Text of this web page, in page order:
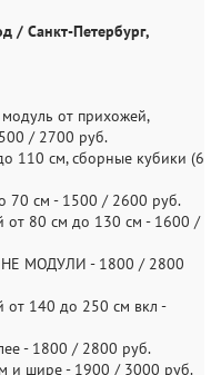
/ Санкт-Петербург,
от прихожей,
/ 2700 руб.
110 см, сборные кубики (6
70 см - 1500 / 2600 руб.
80 см до 130 см - 1600 /
НЕ МОДУЛИ - 1800 / 2800
140 до 250 см вкл -
- 1800 / 2800 руб.
и шире - 1900 / 3000 руб.